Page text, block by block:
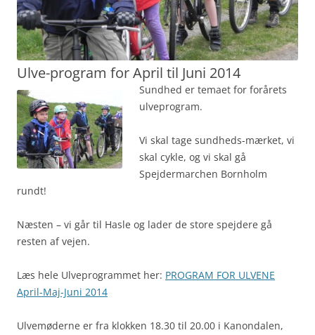
Ulve-program for April til Juni 2014
Sundhed er temaet for forårets
ulveprogram.
Vi skal tage sundheds-mærket, vi
skal cykle, og vi skal gå
Spejdermarchen Bornholm
rundt!
Næsten – vi går til Hasle og lader de store spejdere gå
resten af vejen.
Læs hele Ulveprogrammet her: PROGRAM FOR ULVENE
April-Maj-Juni 2014
Ulvemøderne er fra klokken 18.30 til 20.00 i Kanondalen,